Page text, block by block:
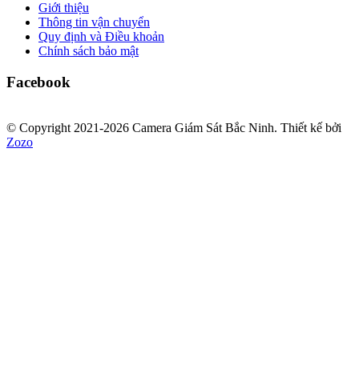
Giới thiệu
Thông tin vận chuyển
Quy định và Điều khoản
Chính sách bảo mật
Facebook
© Copyright 2021-2026 Camera Giám Sát Bắc Ninh. Thiết kế bởi
Zozo